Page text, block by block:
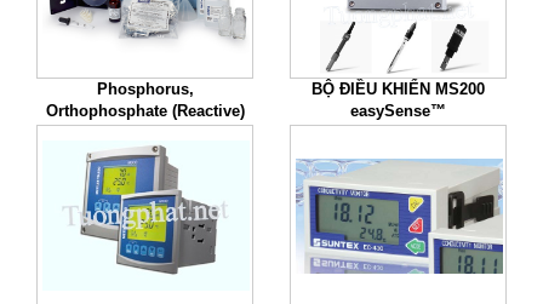
Phosphorus,
Orthophosphate (Reactive)
BỘ ĐIỀU KHIỂN MS200
easySense™